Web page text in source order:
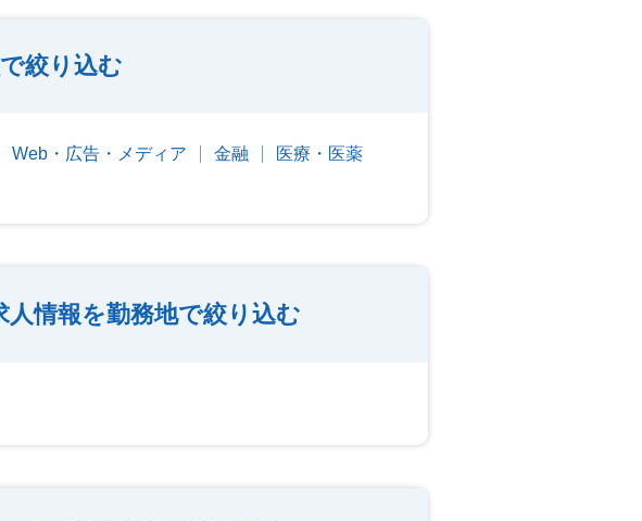
絞り込む
Web・広告・メディア 金融
医療・医薬
情報を勤務地で絞り込む